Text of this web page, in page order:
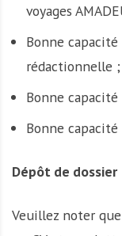
voyages
Bonne
rédactionnelle ;
Bonne
Bonne
Dépôt de dossier
Veuillez noter